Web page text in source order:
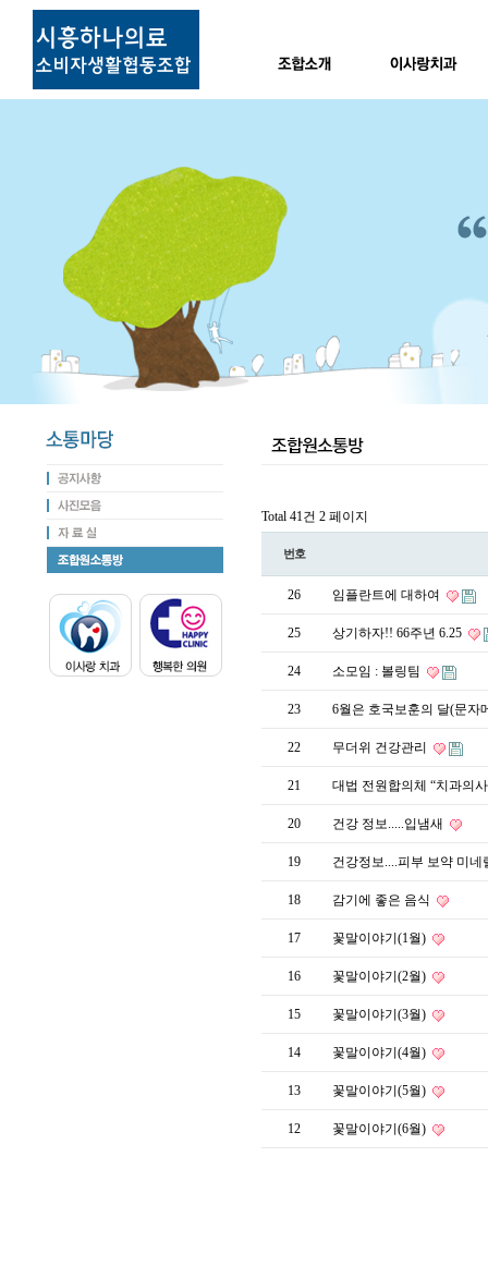
Total 41건 2 페이지
번호
26 임플란트에 대하여
25 상기하자!! 66주년 6.25
24 소모임 : 볼링팀
23 6월은 호국보훈의 달(문자
22 무더위 건강관리
21 대법 전원합의체 “치과의
20 건강 정보.....입냄새
19 건강정보....피부 보약 미
18 감기에 좋은 음식
17 꽃말이야기(1월)
16 꽃말이야기(2월)
15 꽃말이야기(3월)
14 꽃말이야기(4월)
13 꽃말이야기(5월)
12 꽃말이야기(6월)